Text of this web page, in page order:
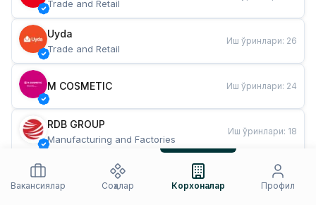
Trade and Retail
Uyda
Trade and Retail
Иш ўринлари: 26
M COSMETIC Иш ўринлари: 24
RDB GROUP
Manufacturing and Factories
Иш ўринлари: 18
Restaurants and Fast Food
Иш ўринлари
Вакансиялар
Соҳалар Корхоналар Профил